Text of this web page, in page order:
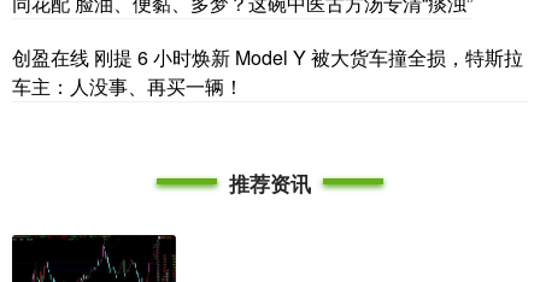
创盈在线 刚提 6 小时焕新 Model Y 被大货车撞全损，特斯拉
车主：人没事、再买一辆！
推荐资讯